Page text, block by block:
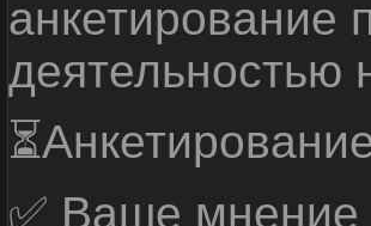
анкетирование
деятельностью
✅ Ваше мнение